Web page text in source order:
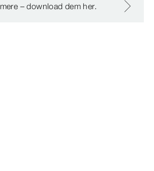
mere – download dem her.